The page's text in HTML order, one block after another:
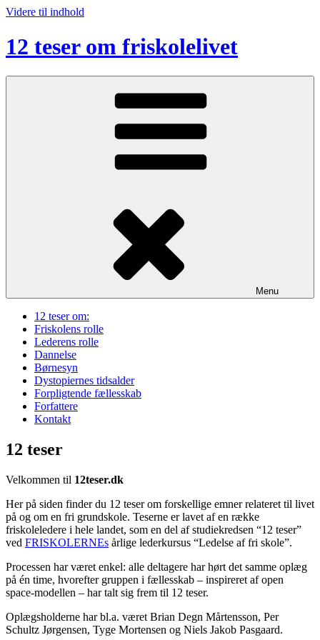
Videre til indhold
12 teser om friskolelivet
Menu
12 teser om:
Friskolens rolle
Lederens rolle
Dannelse
Børnesyn
Dystopiernes tidsalder
Forpligtende fællesskab
Forfattere
Kontakt
12 teser
Velkommen til 12teser.dk
Her på siden finder du 12 teser om forskellige emner relateret til livet
på og om en fri grundskole. Teserne er lavet af en række
friskoleledere i hele landet, som en del af studiekredsen “12 teser”
ved FRISKOLERNEs årlige lederkursus “Ledelse af fri skole”.
Processen har været enkel: alle deltagere har hørt det samme oplæg
på én time, hvorefter gruppen i fællesskab – inspireret af open
space-modellen – har talt sig frem til 12 teser.
Oplægsholderne har bl.a. været Brian Degn Mårtensson, Per
Schultz Jørgensen, Tyge Mortensen og Niels Jakob Pasgaard.